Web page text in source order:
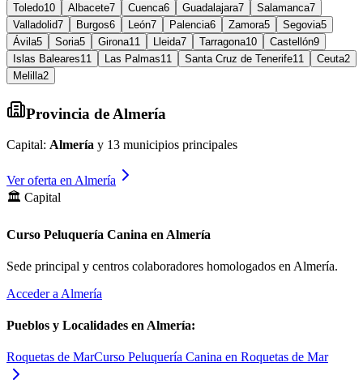
Toledo10 Albacete7 Cuenca6 Guadalajara7 Salamanca7
Valladolid7 Burgos6 León7 Palencia6 Zamora5 Segovia5
Ávila5 Soria5 Girona11 Lleida7 Tarragona10 Castellón9
Islas Baleares11 Las Palmas11 Santa Cruz de Tenerife11 Ceuta2
Melilla2
Provincia de Almería
Capital: Almería y 13 municipios principales
Ver oferta en Almería
🏛️ Capital
Curso Peluquería Canina en Almería
Sede principal y centros colaboradores homologados en Almería.
Acceder a Almería
Pueblos y Localidades en Almería:
Roquetas de MarCurso Peluquería Canina en Roquetas de Mar